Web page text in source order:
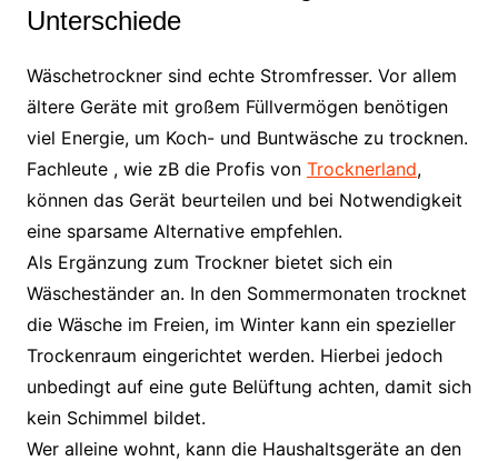
Unterschiede
Wäschetrockner sind echte Stromfresser. Vor allem
ältere Geräte mit großem Füllvermögen benötigen
viel Energie, um Koch- und Buntwäsche zu trocknen.
Fachleute , wie zB die Profis von Trocknerland,
können das Gerät beurteilen und bei Notwendigkeit
eine sparsame Alternative empfehlen.
Als Ergänzung zum Trockner bietet sich ein
Wäscheständer an. In den Sommermonaten trocknet
die Wäsche im Freien, im Winter kann ein spezieller
Trockenraum eingerichtet werden. Hierbei jedoch
unbedingt auf eine gute Belüftung achten, damit sich
kein Schimmel bildet.
Wer alleine wohnt, kann die Haushaltsgeräte an den